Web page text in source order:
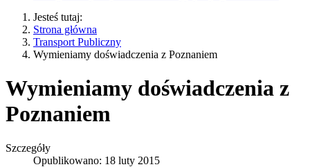
Jesteś tutaj:
Strona główna
Transport Publiczny
Wymieniamy doświadczenia z Poznaniem
Wymieniamy doświadczenia z
Poznaniem
Szczegóły
Opublikowano: 18 luty 2015